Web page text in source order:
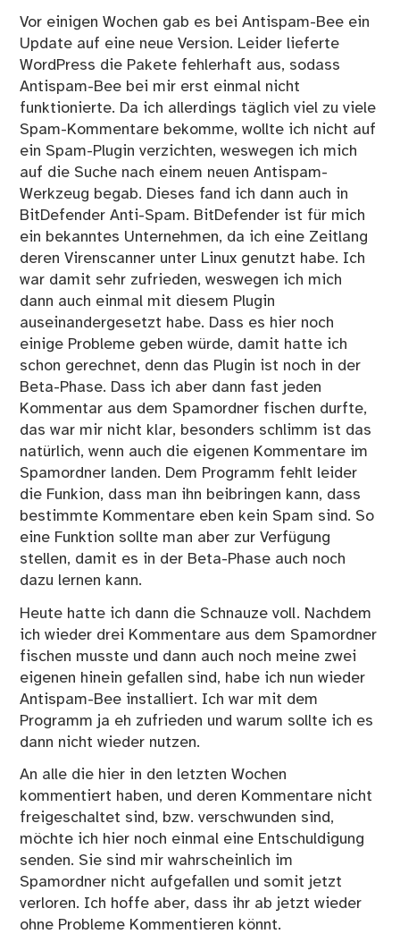
Vor einigen Wochen gab es bei Antispam-Bee ein
Update auf eine neue Version. Leider lieferte
WordPress die Pakete fehlerhaft aus, sodass
Antispam-Bee bei mir erst einmal nicht
funktionierte. Da ich allerdings täglich viel zu viele
Spam-Kommentare bekomme, wollte ich nicht auf
ein Spam-Plugin verzichten, weswegen ich mich
auf die Suche nach einem neuen Antispam-
Werkzeug begab. Dieses fand ich dann auch in
BitDefender Anti-Spam. BitDefender ist für mich
ein bekanntes Unternehmen, da ich eine Zeitlang
deren Virenscanner unter Linux genutzt habe. Ich
war damit sehr zufrieden, weswegen ich mich
dann auch einmal mit diesem Plugin
auseinandergesetzt habe. Dass es hier noch
einige Probleme geben würde, damit hatte ich
schon gerechnet, denn das Plugin ist noch in der
Beta-Phase. Dass ich aber dann fast jeden
Kommentar aus dem Spamordner fischen durfte,
das war mir nicht klar, besonders schlimm ist das
natürlich, wenn auch die eigenen Kommentare im
Spamordner landen. Dem Programm fehlt leider
die Funkion, dass man ihn beibringen kann, dass
bestimmte Kommentare eben kein Spam sind. So
eine Funktion sollte man aber zur Verfügung
stellen, damit es in der Beta-Phase auch noch
dazu lernen kann.
Heute hatte ich dann die Schnauze voll. Nachdem
ich wieder drei Kommentare aus dem Spamordner
fischen musste und dann auch noch meine zwei
eigenen hinein gefallen sind, habe ich nun wieder
Antispam-Bee installiert. Ich war mit dem
Programm ja eh zufrieden und warum sollte ich es
dann nicht wieder nutzen.
An alle die hier in den letzten Wochen
kommentiert haben, und deren Kommentare nicht
freigeschaltet sind, bzw. verschwunden sind,
möchte ich hier noch einmal eine Entschuldigung
senden. Sie sind mir wahrscheinlich im
Spamordner nicht aufgefallen und somit jetzt
verloren. Ich hoffe aber, dass ihr ab jetzt wieder
ohne Probleme Kommentieren könnt.